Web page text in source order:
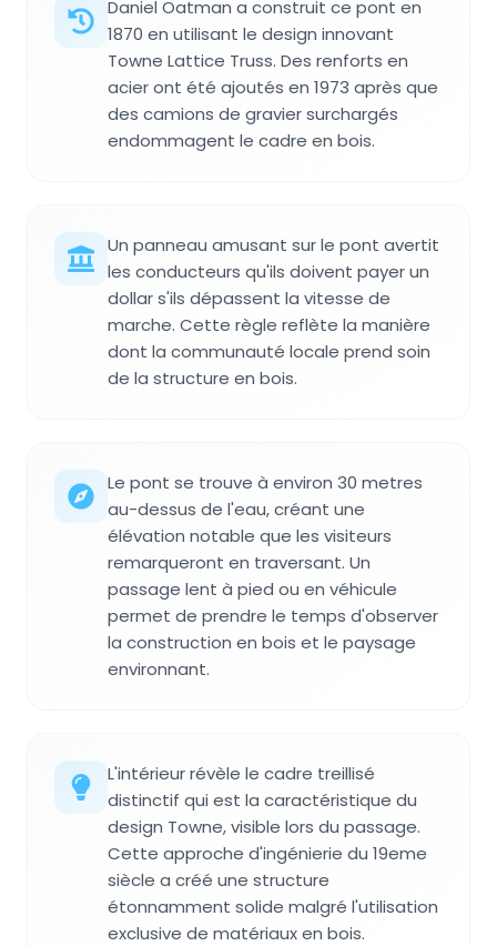
Daniel Oatman a construit ce pont en
1870 en utilisant le design innovant
Towne Lattice Truss. Des renforts en
acier ont été ajoutés en 1973 après que
des camions de gravier surchargés
endommagent le cadre en bois.
Un panneau amusant sur le pont avertit
les conducteurs qu'ils doivent payer un
dollar s'ils dépassent la vitesse de
marche. Cette règle reflète la manière
dont la communauté locale prend soin
de la structure en bois.
Le pont se trouve à environ 30 metres
au-dessus de l'eau, créant une
élévation notable que les visiteurs
remarqueront en traversant. Un
passage lent à pied ou en véhicule
permet de prendre le temps d'observer
la construction en bois et le paysage
environnant.
L'intérieur révèle le cadre treillisé
distinctif qui est la caractéristique du
design Towne, visible lors du passage.
Cette approche d'ingénierie du 19eme
siècle a créé une structure
étonnamment solide malgré l'utilisation
exclusive de matériaux en bois.